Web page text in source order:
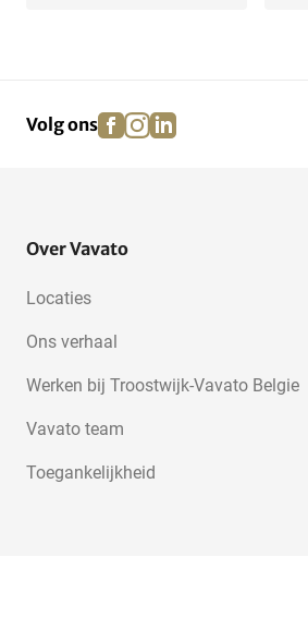
Overig
Volg ons facebook
instagram
linkedin
Over Vavato
Locaties
Ons verhaal
Werken bij Troostwijk-Vavato Belgie
Vavato team
Toegankelijkheid